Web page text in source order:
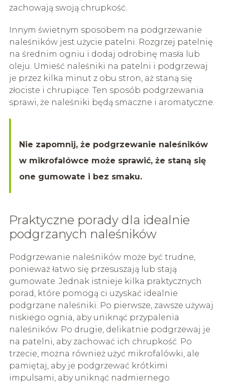
zachowają swoją chrupkość.
Innym świetnym sposobem na podgrzewanie
naleśników jest użycie patelni. Rozgrzej patelnię
na średnim ogniu i dodaj odrobinę masła lub
oleju. Umieść naleśniki na patelni i podgrzewaj
je przez kilka minut z obu stron, aż staną się
złociste i chrupiące. Ten sposób podgrzewania
sprawi, że naleśniki będą smaczne i aromatyczne.
Nie zapomnij, że podgrzewanie naleśników
w mikrofalówce może sprawić, że staną się
one gumowate i bez smaku.
Praktyczne porady dla idealnie
podgrzanych naleśników
Podgrzewanie naleśników może być trudne,
ponieważ łatwo się przesuszają lub stają
gumowate. Jednak istnieje kilka praktycznych
porad, które pomogą ci uzyskać idealnie
podgrzane naleśniki. Po pierwsze, zawsze używaj
niskiego ognia, aby uniknąć przypalenia
naleśników. Po drugie, delikatnie podgrzewaj je
na patelni, aby zachować ich chrupkość. Po
trzecie, można również użyć mikrofalówki, ale
pamiętaj, aby je podgrzewać krótkimi
impulsami, aby uniknąć nadmiernego